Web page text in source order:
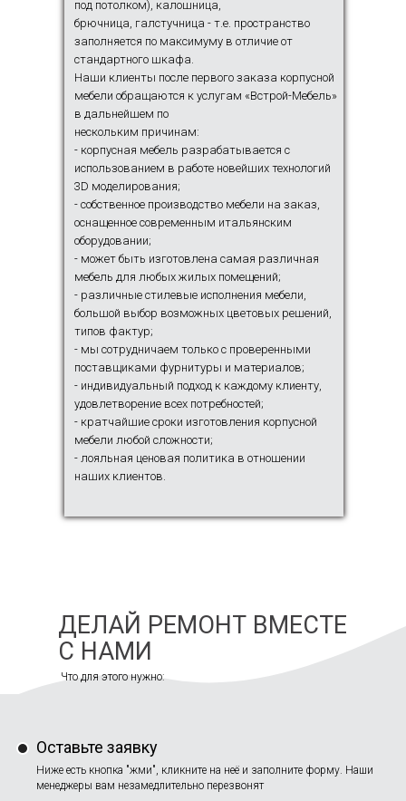
под потолком), калошница,
брючница, галстучница - т.е. пространство
заполняется по максимуму в отличие от
стандартного шкафа.
Наши клиенты после первого заказа корпусной
мебели обращаются к услугам «Встрой-Мебель»
в дальнейшем по
нескольким причинам:
- корпусная мебель разрабатывается с
использованием в работе новейших технологий
3D моделирования;
- собственное производство мебели на заказ,
оснащенное современным итальянским
оборудовании;
- может быть изготовлена самая различная
мебель для любых жилых помещений;
- различные стилевые исполнения мебели,
большой выбор возможных цветовых решений,
типов фактур;
- мы сотрудничаем только с проверенными
поставщиками фурнитуры и материалов;
- индивидуальный подход к каждому клиенту,
удовлетворение всех потребностей;
- кратчайшие сроки изготовления корпусной
мебели любой сложности;
- лояльная ценовая политика в отношении
наших клиентов.
ДЕЛАЙ РЕМОНТ ВМЕСТЕ
С НАМИ
Что для этого нужно:
Оставьте заявку
Ниже есть кнопка "жми", кликните на неё и заполните форму. Наши
менеджеры вам незамедлительно перезвонят